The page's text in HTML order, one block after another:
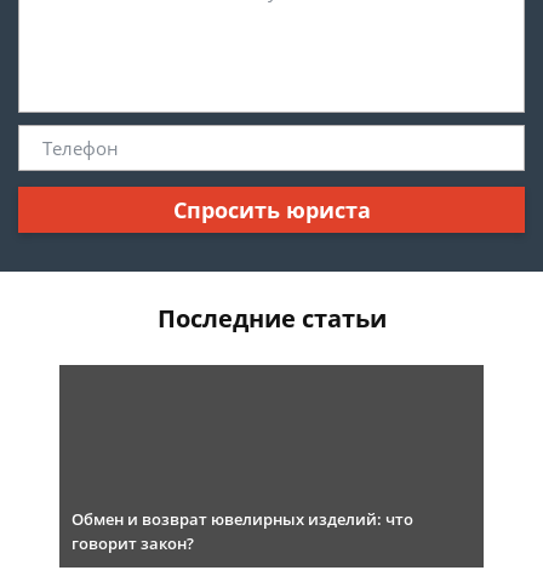
Спросить юриста
Последние статьи
Обмен и возврат ювелирных изделий: что
говорит закон?